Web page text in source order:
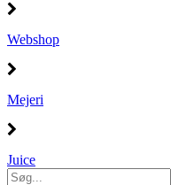
Webshop
Mejeri
Juice